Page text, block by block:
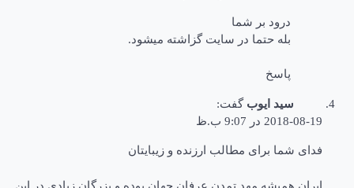
درود بر شما
بله حتما در سایت گزاشته میشود.
پاسخ
سید ایوب گفت:
2018-08-19 در 9:07 ب.ظ
فدای شما برای مطالب ارزنده و زیبایتان
ایران همیشه مهد تمدن عرفان جهان بوده و بزرگان زیادی در این